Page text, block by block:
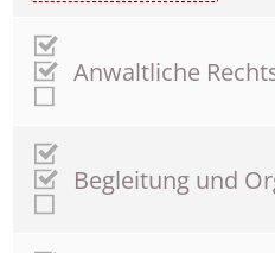
Anwaltliche
Begleitung und